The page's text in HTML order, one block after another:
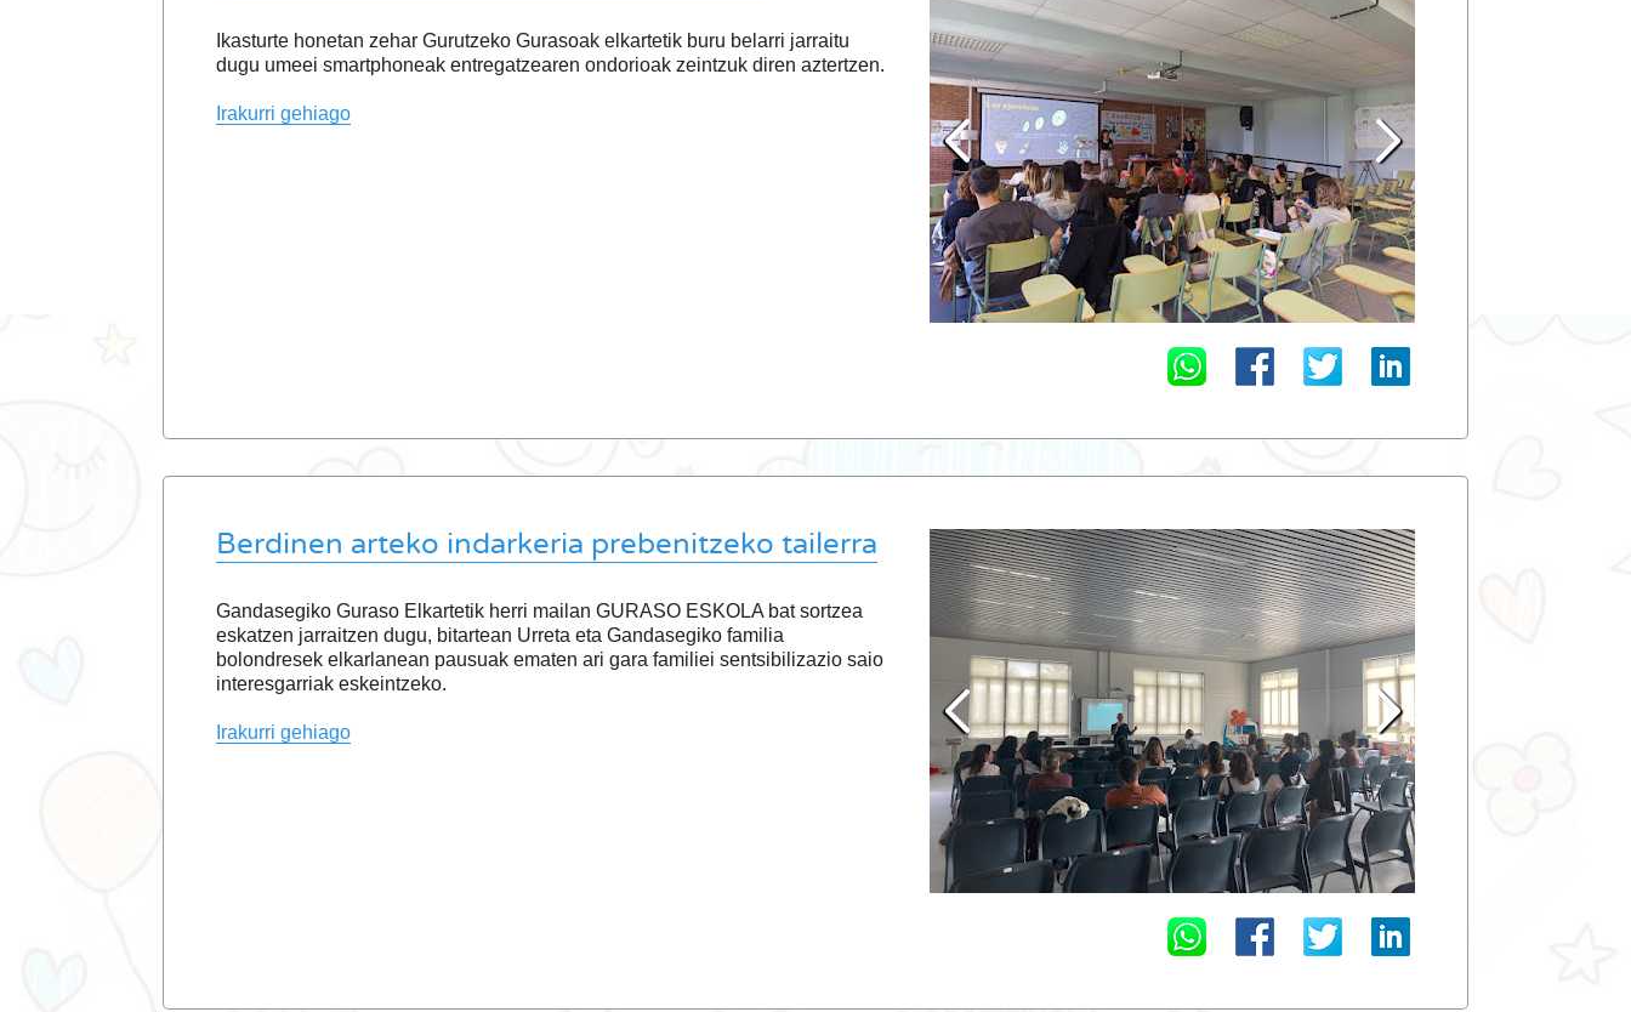
Ikasturte honetan zehar Gurutzeko Gurasoak elkartetik buru belarri jarraitu
dugu umeei smartphoneak entregatzearen ondorioak zeintzuk diren aztertzen.
Irakurri gehiago
Berdinen arteko indarkeria prebenitzeko tailerra
Gandasegiko Guraso Elkartetik herri mailan GURASO ESKOLA bat sortzea
eskatzen jarraitzen dugu, bitartean Urreta eta Gandasegiko familia
bolondresek elkarlanean pausuak ematen ari gara familiei sentsibilizazio saio
interesgarriak eskeintzeko.
Irakurri gehiago